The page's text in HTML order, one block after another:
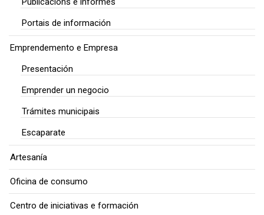
Portais de información
Emprendemento e Empresa
Presentación
Emprender un negocio
Trámites municipais
Escaparate
Artesanía
Oficina de consumo
Centro de iniciativas e formación